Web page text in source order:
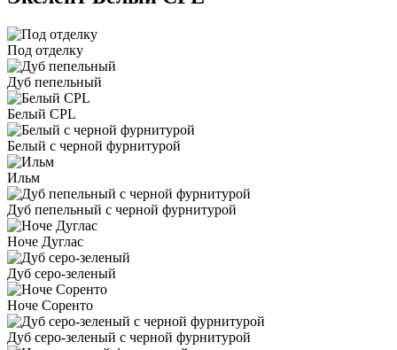
Под отделку
Дуб пепельный
Белый CPL
Белый с черной фурнитурой
Ильм
Дуб пепельный с черной фурнитурой
Ноче Дуглас
Дуб серо-зеленый
Ноче Соренто
Дуб серо-зеленый с черной фурнитурой